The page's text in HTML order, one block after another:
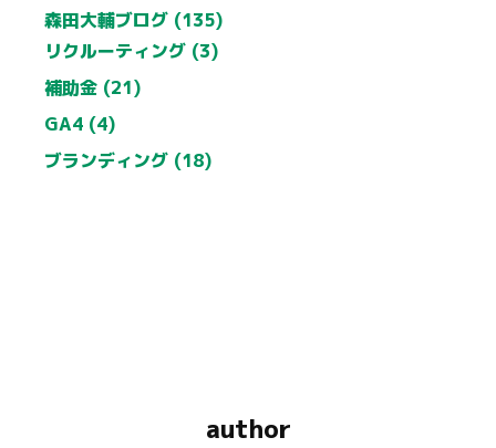
森田大輔ブログ (135)
リクルーティング (3)
補助金 (21)
GA4 (4)
ブランディング (18)
author